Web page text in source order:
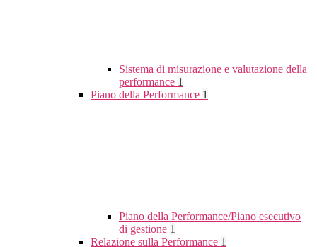
Sistema di misurazione e valutazione della
performance 1
Piano della Performance 1
Piano della Performance/Piano esecutivo
di gestione 1
Relazione sulla Performance 1